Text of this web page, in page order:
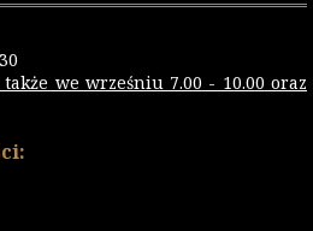
we wrześniu 7.00 - 10.00 oraz